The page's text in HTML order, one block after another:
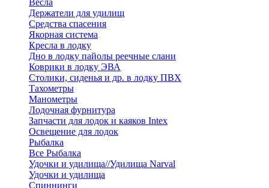
Вёсла
Держатели для удилищ
Средства спасения
Якорная система
Кресла в лодку
Дно в лодку пайолы реечные слани
Коврики в лодку ЭВА
Столики, сиденья и др. в лодку ПВХ
Тахометры
Манометры
Лодочная фурнитура
Запчасти для лодок и каяков Intex
Освещение для лодок
Рыбалка
Все Рыбалка
Удочки и удилища//Удилища Narval
Удочки и удилища
Спиннинги